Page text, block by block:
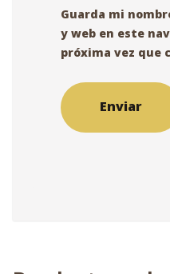
Guarda mi
y web en este
próxima vez que